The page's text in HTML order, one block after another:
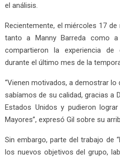
el análisis.
Recientemente, el miércoles 17
tanto a Manny Barreda como a
compartieron la experiencia de
durante el último mes de la
“Vienen motivados, a demostrar
sabíamos de su calidad, gracias a
Estados Unidos y pudieron
Mayores”, expresó Gil sobre su
Sin embargo, parte del trabajo de
los nuevos objetivos del grupo,